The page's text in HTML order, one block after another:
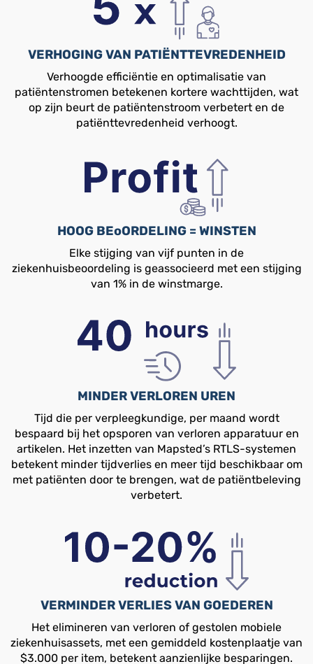
VERHOGING VAN PATIËNTTEVREDENHEID
Verhoogde efficiëntie en optimalisatie van
patiëntenstromen betekenen kortere wachttijden, wat
op zijn beurt de patiëntenstroom verbetert en de
patiënttevredenheid verhoogt.
HOOG BEoORDELING = WINSTEN
Elke stijging van vijf punten in de
ziekenhuisbeoordeling is geassocieerd met een stijging
van 1% in de winstmarge.
MINDER VERLOREN UREN
Tijd die per verpleegkundige, per maand wordt
bespaard bij het opsporen van verloren apparatuur en
artikelen. Het inzetten van Mapsted’s RTLS-systemen
betekent minder tijdverlies en meer tijd beschikbaar om
met patiënten door te brengen, wat de patiëntbeleving
verbetert.
VERMINDER VERLIES VAN GOEDEREN
Het elimineren van verloren of gestolen mobiele
ziekenhuisassets, met een gemiddeld kostenplaatje van
$3.000 per item, betekent aanzienlijke besparingen.